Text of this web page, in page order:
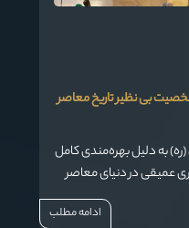
بی نظیر تاریخ معاصر
به دلیل بهره‌مندی کامل
عمیقی در دنیای معاصر
ادامه مطلب